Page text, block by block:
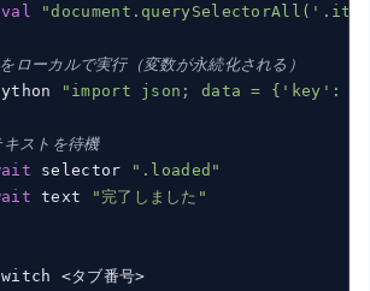
ーカルで実行（変数が永続化される）
"import json; data = {'key':
ストを待機
selector
".loaded"
text "完了しました"
<タブ番号>